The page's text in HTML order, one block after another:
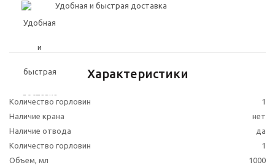
Удобная и быстрая доставка
Характеристики
Количество горловин
1
Наличие крана
нет
Наличие отвода
да
Количество горловин
1
Объем, мл
1000